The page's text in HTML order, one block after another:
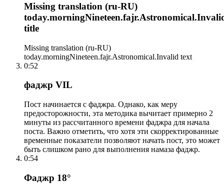
Missing translation (ru-RU)
title
Missing translation (ru-RU)
today.morningNineteen.fajr.Astronomical.Invalid text
0:52
фаджр VIL
Пост начинается с фаджра. Однако, как меру
предосторожности, эта методика вычитает примерно 2
минуты из рассчитанного времени фаджра для начала
поста. Важно отметить, что хотя эти скорректированные
временные показатели позволяют начать пост, это может
быть слишком рано для выполнения намаза фаджр.
0:54
Фаджр 18°